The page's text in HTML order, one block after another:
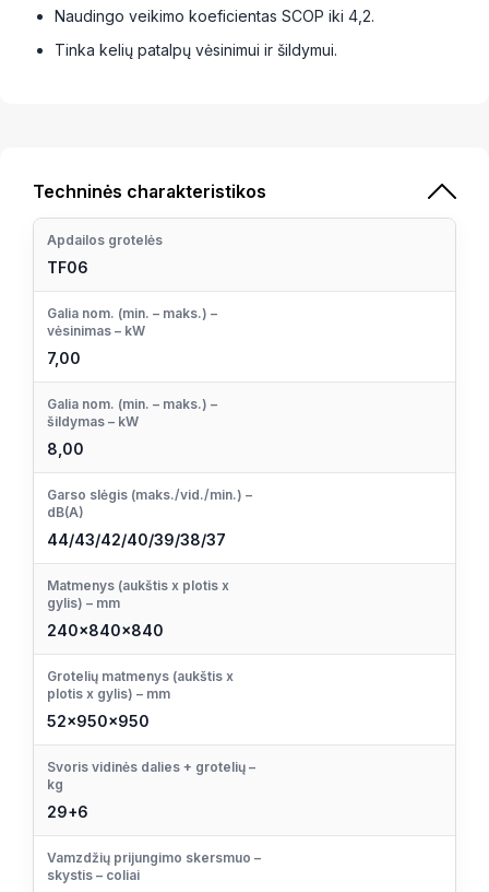
Naudingo veikimo koeficientas SCOP iki 4,2.
Tinka kelių patalpų vėsinimui ir šildymui.
Techninės charakteristikos
Apdailos grotelės
TF06
Galia nom. (min. – maks.) –
vėsinimas – kW
7,00
Galia nom. (min. – maks.) –
šildymas – kW
8,00
Garso slėgis (maks./vid./min.) –
dB(A)
44/43/42/40/39/38/37
Matmenys (aukštis x plotis x
gylis) – mm
240x840x840
Grotelių matmenys (aukštis x
plotis x gylis) – mm
52x950x950
Svoris vidinės dalies + grotelių –
kg
29+6
Vamzdžių prijungimo skersmuo –
skystis – coliai